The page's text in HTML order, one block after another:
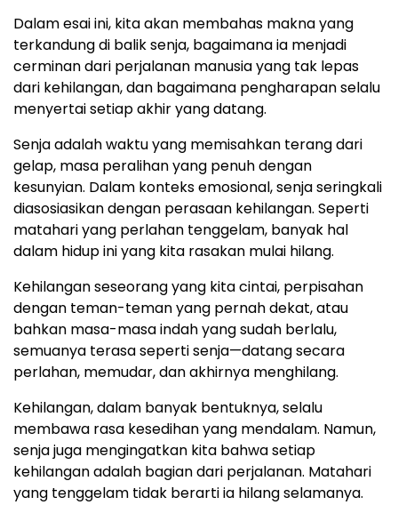
Dalam esai ini, kita akan membahas makna yang
terkandung di balik senja, bagaimana ia menjadi
cerminan dari perjalanan manusia yang tak lepas
dari kehilangan, dan bagaimana pengharapan selalu
menyertai setiap akhir yang datang.
Senja adalah waktu yang memisahkan terang dari
gelap, masa peralihan yang penuh dengan
kesunyian. Dalam konteks emosional, senja seringkali
diasosiasikan dengan perasaan kehilangan. Seperti
matahari yang perlahan tenggelam, banyak hal
dalam hidup ini yang kita rasakan mulai hilang.
Kehilangan seseorang yang kita cintai, perpisahan
dengan teman-teman yang pernah dekat, atau
bahkan masa-masa indah yang sudah berlalu,
semuanya terasa seperti senja—datang secara
perlahan, memudar, dan akhirnya menghilang.
Kehilangan, dalam banyak bentuknya, selalu
membawa rasa kesedihan yang mendalam. Namun,
senja juga mengingatkan kita bahwa setiap
kehilangan adalah bagian dari perjalanan. Matahari
yang tenggelam tidak berarti ia hilang selamanya.